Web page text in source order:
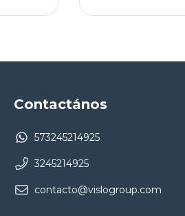
Contactános
573245214925
3245214925
contacto@vislogroup.com